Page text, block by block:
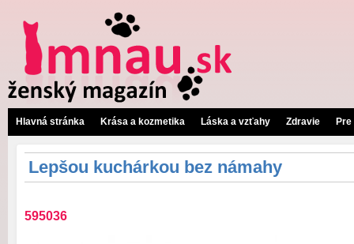
Hlavná stránka Krása a kozmetika Láska a vzťahy Zdravie
Lepšou kuchárkou bez námahy
595036